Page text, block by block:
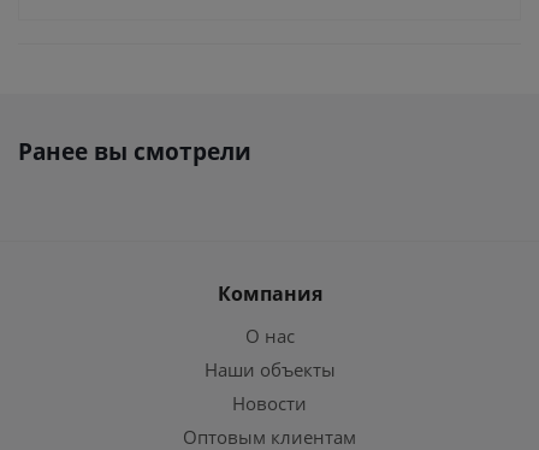
Ранее вы смотрели
Компания
О нас
Наши объекты
Новости
Оптовым клиентам